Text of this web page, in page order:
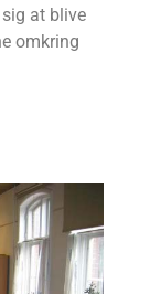
at blive
omkring